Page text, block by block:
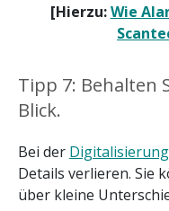
[Hierzu:Wie
Tipp 7: Behalten
Blick.
Bei der Digitalisierung
Details verlieren. Sie
über kleine